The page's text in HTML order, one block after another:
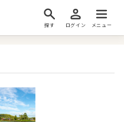
探す ログイン メニュー